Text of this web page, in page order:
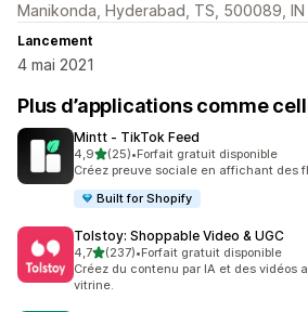
Manikonda, Hyderabad, TS, 500089, IN
Lancement
4 mai 2021
Plus d’applications comme
Mintt ‑ TikTok Feed
4,9étoile(s) sur 5
(25)
25 avis au total
•Forfait gratuit disponible
Créez preuve sociale en affichant des
Built for Shopify
Tolstoy: Shoppable Video & UGC
4,7étoile(s) sur 5
(237)
237 avis au total
•Forfait gratuit disponible
Créez du contenu par IA et des vidéos
vitrine.